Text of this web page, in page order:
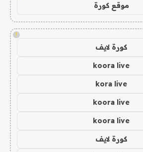
موقع كورة
!
كورة لايف
koora live
kora live
koora live
koora live
كورة لايف